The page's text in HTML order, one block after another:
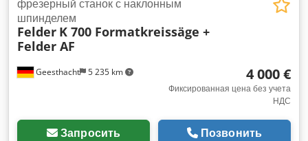
Geesthacht 5 235 km
фрезерный станок с наклонным
шпинделем
Felder K 700 Formatkreissäge +
Felder AF
4 000 €
Фиксированная цена без учета
НДС
Запросить Позвонить